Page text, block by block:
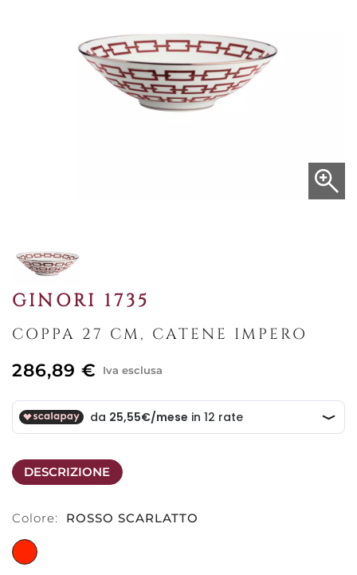
GINORI 1735
COPPA 27 CM, CATENE IMPERO
286,89 € Iva esclusa
DESCRIZIONE
Colore: ROSSO SCARLATTO
ROSSO